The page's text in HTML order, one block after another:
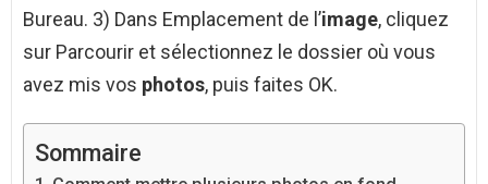
Bureau. 3) Dans Emplacement de l’image, cliquez
sur Parcourir et sélectionnez le dossier où vous
avez mis vos photos, puis faites OK.
Sommaire